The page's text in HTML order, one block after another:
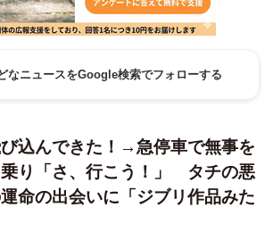
なニュースをGoogle検索でフォローする
込んできた！→急停車で無事を
り「さ、行こう！」 タチの悪
命の出会いに「ジブリ作品みた